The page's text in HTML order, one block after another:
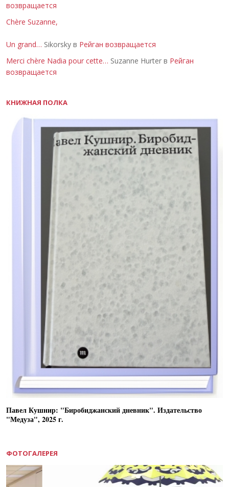
возвращается
Chère Suzanne,
Un grand… Sikorsky в Рейган возвращается
Merci chère Nadia pour cette… Suzanne Hurter в Рейган
возвращается
КНИЖНАЯ ПОЛКА
Павел Кушнир: "Биробиджанский дневник". Издательство
"Медуза", 2025 г.
ФОТОГАЛЕРЕЯ